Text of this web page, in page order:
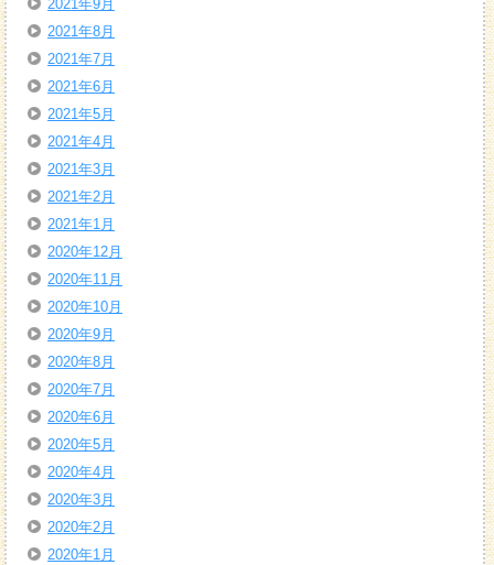
2021年9月
2021年8月
2021年7月
2021年6月
2021年5月
2021年4月
2021年3月
2021年2月
2021年1月
2020年12月
2020年11月
2020年10月
2020年9月
2020年8月
2020年7月
2020年6月
2020年5月
2020年4月
2020年3月
2020年2月
2020年1月